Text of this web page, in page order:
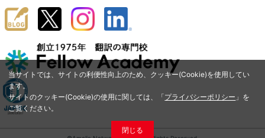
当サイトでは、サイトの利便性向上のため、クッキー(Cookie)を使用してい
ます。
サイトのクッキー(Cookie)の使用に関しては、「プライバシーポリシー 」を
ご覧ください。
閉じる